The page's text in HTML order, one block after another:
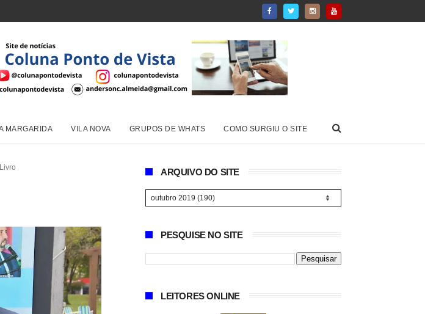
MARGARIDA VILA NOVA GRUPOS DE WHATS COMO SURGIU O SITE
ARQUIVO DO SITE
PESQUISE NO SITE
LEITORES ONLINE